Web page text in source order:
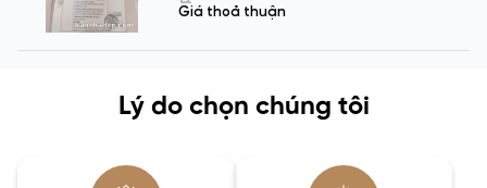
Giá thoả thuận
Lý do chọn chúng tôi